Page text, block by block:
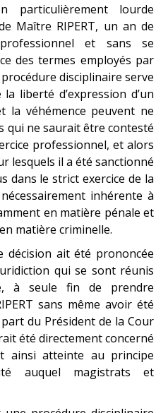
particulièrement lourde
Maître RIPERT, un an de
professionnel et sans se
des termes employés par
disciplinaire serve
liberté d’expression d’un
la véhémence peuvent ne
qui ne saurait être contesté
professionnel, et alors
lesquels il a été sanctionné
dans le strict exercice de la
inhérente à
en matière pénale et
matière criminelle.
décision ait été prononcée
qui se sont réunis
à seule fin de prendre
sans même avoir été
du Président de la Cour
été directement concerné
ainsi atteinte au principe
auquel magistrats et